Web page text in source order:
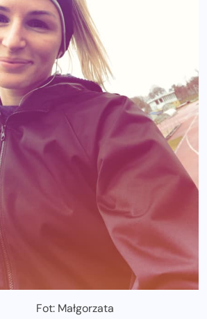
Fot: Małgorzata